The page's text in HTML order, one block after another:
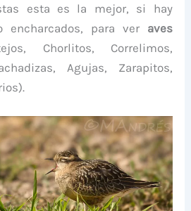
esta es la mejor, si hay
encharcados, para ver aves
Chorlitos, Correlimos,
Agujas, Zarapitos,